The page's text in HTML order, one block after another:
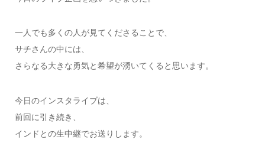
一人でも多くの人が見てくださることで、
サチさんの中には、
さらなる大きな勇気と希望が湧いてくると思います。
今日のインスタライブは、
前回に引き続き、
インドとの生中継でお送りします。